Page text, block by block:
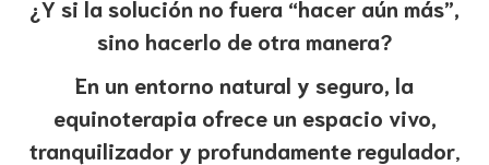
¿Y si la solución no fuera “hacer aún más”,
sino hacerlo de otra manera?
En un entorno natural y seguro, la
equinoterapia ofrece un espacio vivo,
tranquilizador y profundamente regulador,